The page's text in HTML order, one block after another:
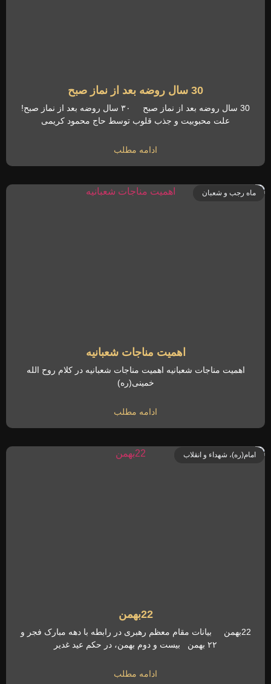
30 سال روضه بعد از نماز صبح
30 سال روضه بعد از نماز صبح ۳۰ سال روضه بعد از نماز صبح!
علت محبوبیت و جذب قلوب توسط حاج محمود کریمی
ادامه مطلب
ماه رجب و شعبان
اهمیت مناجات شعبانیه
اهمیت مناجات شعبانیه اهمیت مناجات شعبانیه در کلام روح الله
خمینی(ره)
ادامه مطلب
امام(ره)، شهداء و انقلاب
22بهمن
22بهمن بیانات مقام معظم رهبری در رابطه با دهه مبارک فجر و
۲۲ بهمن بیست و دوم بهمن، در حکم عید غدیر
ادامه مطلب